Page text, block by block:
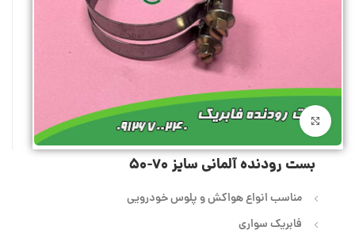
بزرگنمایی تصویر
بست رودنده آلمانی سایز 70-50
مناسب انواع هواکش و پلوس خودرویی
فابریک سواری